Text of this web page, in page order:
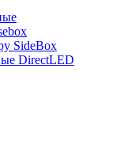
SideBox
DirectLED